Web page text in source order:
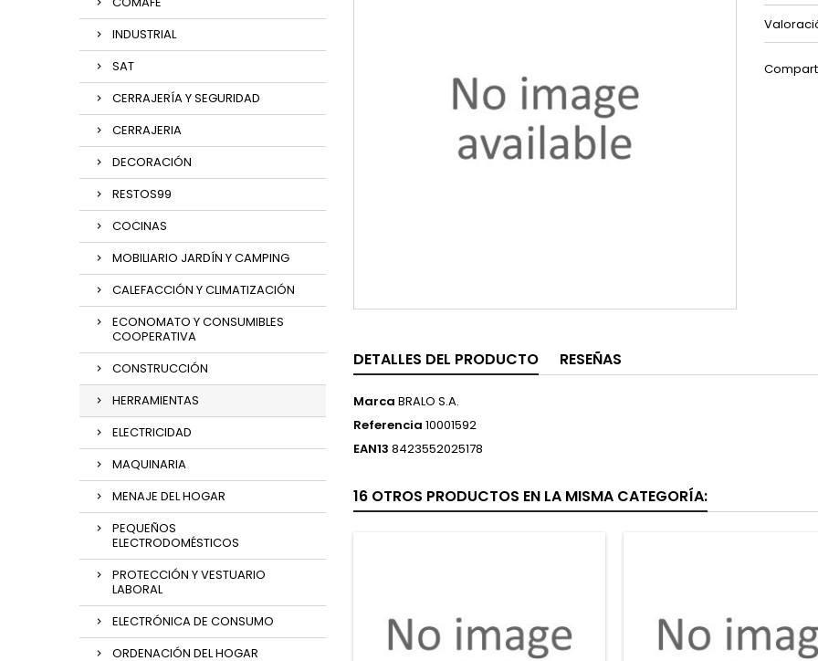
INDUSTRIAL
SAT
CERRAJERÍA Y SEGURIDAD
CERRAJERIA
DECORACIÓN
RESTOS99
COCINAS
MOBILIARIO JARDÍN Y CAMPING
CALEFACCIÓN Y CLIMATIZACIÓN
ECONOMATO Y CONSUMIBLES
COOPERATIVA
CONSTRUCCIÓN
HERRAMIENTAS
ELECTRICIDAD
MAQUINARIA
MENAJE DEL HOGAR
PEQUEÑOS
ELECTRODOMÉSTICOS
PROTECCIÓN Y VESTUARIO
LABORAL
ELECTRÓNICA DE CONSUMO
ORDENACIÓN DEL HOGAR
DETALLES DEL PRODUCTO RESEÑAS
Marca BRALO S.A.
Referencia 10001592
EAN13 8423552025178
16 OTROS PRODUCTOS EN LA MISMA CATEGORÍA: